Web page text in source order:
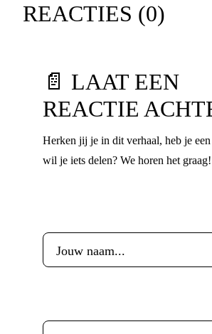
REACTIES (0)
📄 LAAT EEN
REACTIE
Herken jij je in dit verhaal, heb je
wil je iets delen? We horen het graag!